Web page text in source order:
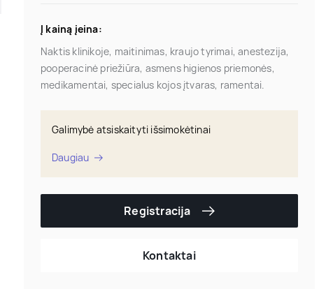
Į kainą įeina:
Naktis klinikoje, maitinimas, kraujo tyrimai, anestezija,
pooperacinė priežiūra, asmens higienos priemonės,
medikamentai, specialus kojos įtvaras, ramentai.
Galimybė atsiskaityti išsimokėtinai
Daugiau
Registracija
Kontaktai